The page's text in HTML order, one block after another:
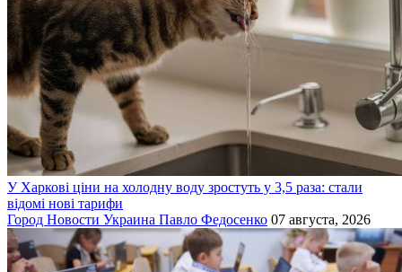
У Харкові ціни на холодну воду зростуть у 3,5 раза: стали
відомі нові тарифи
Город Новости Украина Павло Федосенко 07 августа, 2026